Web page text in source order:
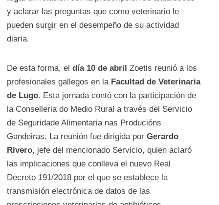
y aclarar las preguntas que como veterinario le
pueden surgir en el desempeño de su actividad
diaria.
De esta forma, el día 10 de abril Zoetis reunió a los
profesionales gallegos en la Facultad de Veterinaria
de Lugo. Esta jornada contó con la participación de
la Conselleria do Medio Rural a través del Servicio
de Seguridade Alimentaria nas Producións
Gandeiras. La reunión fue dirigida por Gerardo
Rivero, jefe del mencionado Servicio, quien aclaró
las implicaciones que conlleva el nuevo Real
Decreto 191/2018 por el que se establece la
transmisión electrónica de datos de las